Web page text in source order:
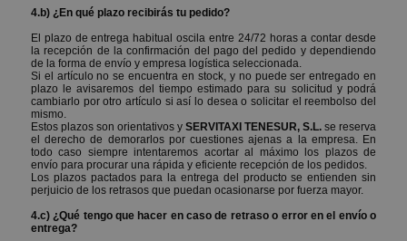
4.b) ¿En qué plazo recibirás tu pedido?
El plazo de entrega habitual oscila entre 24/72 horas a contar desde
la recepción de la confirmación del pago del pedido y dependiendo
de la forma de envío y empresa logística seleccionada.
Si el artículo no se encuentra en stock, y no puede ser entregado en
plazo le avisaremos del tiempo estimado para su solicitud y podrá
cambiarlo por otro artículo si así lo desea o solicitar el reembolso del
mismo.
Estos plazos son orientativos ySERVITAXI TENESUR, S.L. se reserva
el derecho de demorarlos por cuestiones ajenas a la empresa. En
todo caso siempre intentaremos acortar al máximo los plazos de
envío para procurar una rápida y eficiente recepción de los pedidos.
Los plazos pactados para la entrega del producto se entienden sin
perjuicio de los retrasos que puedan ocasionarse por fuerza mayor.
4.c) ¿Qué tengo que hacer en caso de retraso o error en el envío o
entrega?